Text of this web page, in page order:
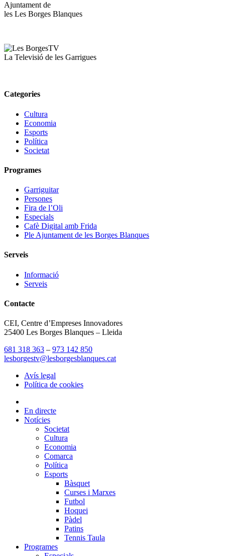
Ajuntament de
les Les Borges Blanques
La Televisió de les Garrigues
Categories
Cultura
Economia
Esports
Política
Societat
Programes
Garriguitar
Persones
Fira de l’Oli
Especials
Cafè Digital amb Frida
Ple Ajuntament de les Borges Blanques
Serveis
Informació
Serveis
Contacte
CEI, Centre d’Empreses Innovadores
25400 Les Borges Blanques – Lleida
681 318 363 – 973 142 850
lesborgestv@lesborgesblanques.cat
Avís legal
Política de cookies
En directe
Notícies
Societat
Cultura
Economia
Comarca
Política
Esports
Bàsquet
Curses i Marxes
Futbol
Hoquei
Pàdel
Patins
Tennis Taula
Programes